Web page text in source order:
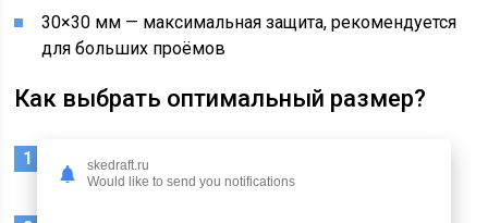
30×30 мм — максимальная защита, рекомендуется
для больших проёмов
Как выбрать оптимальный размер?
Толщина откоса
должен быть Аквилон.
skedraft.ru
Would like to send you notifications